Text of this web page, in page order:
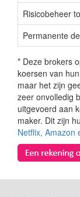
Risicobeheer
Permanente
* Deze brokers
koersen van
maar het zijn
zeer onvolledig
uitgevoerd aan
maker. Dit zijn
Netflix, Amazon